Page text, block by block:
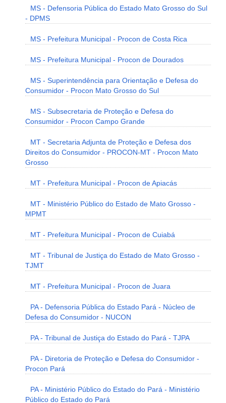
MS - Defensoria Pública do Estado Mato Grosso do Sul
- DPMS
MS - Prefeitura Municipal - Procon de Costa Rica
MS - Prefeitura Municipal - Procon de Dourados
MS - Superintendência para Orientação e Defesa do
Consumidor - Procon Mato Grosso do Sul
MS - Subsecretaria de Proteção e Defesa do
Consumidor - Procon Campo Grande
MT - Secretaria Adjunta de Proteção e Defesa dos
Direitos do Consumidor - PROCON-MT - Procon Mato
Grosso
MT - Prefeitura Municipal - Procon de Apiacás
MT - Ministério Público do Estado de Mato Grosso -
MPMT
MT - Prefeitura Municipal - Procon de Cuiabá
MT - Tribunal de Justiça do Estado de Mato Grosso -
TJMT
MT - Prefeitura Municipal - Procon de Juara
PA - Defensoria Pública do Estado Pará - Núcleo de
Defesa do Consumidor - NUCON
PA - Tribunal de Justiça do Estado do Pará - TJPA
PA - Diretoria de Proteção e Defesa do Consumidor -
Procon Pará
PA - Ministério Público do Estado do Pará - Ministério
Público do Estado do Pará